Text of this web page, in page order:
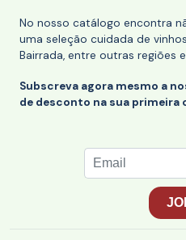
No nosso catálogo encontra
uma seleção cuidada de
Bairrada, entre outras regiões
Subscreva agora mesmo a
de desconto na sua primeira